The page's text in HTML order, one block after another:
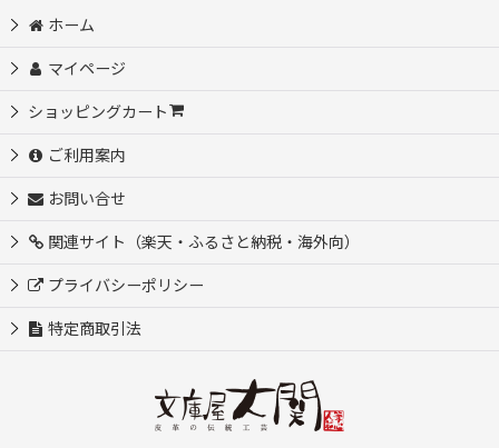
ホーム
マイページ
ショッピングカート
ご利用案内
お問い合せ
関連サイト（楽天・ふるさと納税・海外向）
プライバシーポリシー
特定商取引法